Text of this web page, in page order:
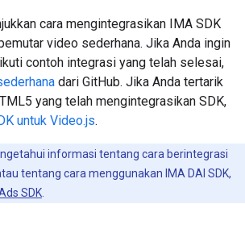
cara mengintegrasikan IMA SDK
video sederhana. Jika Anda ingin
contoh integrasi yang telah selesai,
dari GitHub. Jika Anda tertarik
yang telah mengintegrasikan SDK,
untuk Video.js.
informasi tentang cara berintegrasi
tentang cara menggunakan IMA DAI SDK,
SDK